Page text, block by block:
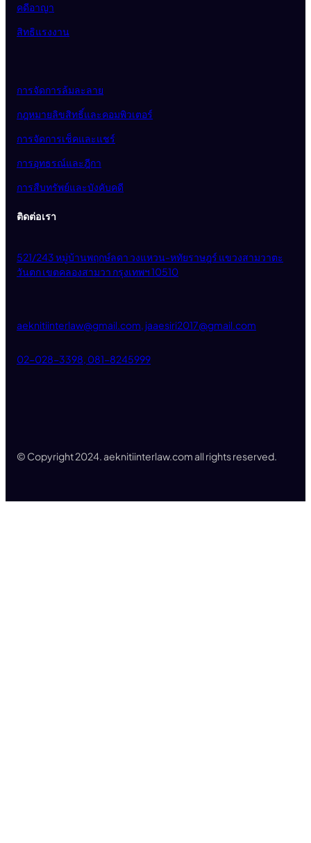
คดีอาญา
สิทธิแรงงาน
การจัดการล้มละลาย
กฎหมายลิขสิทธิ์และคอมพิวเตอร์
การจัดการเช็คและแชร์
การอุทธรณ์และฎีกา
การสืบทรัพย์และบังคับคดี
ติดต่อเรา
521/243 หมู่บ้านพฤกษ์ลดา วงแหวน-หทัยราษฎร์ แขวงสามวาตะ
วันตก เขตคลองสามวา กรุงเทพฯ 10510
aeknitiinterlaw@gmail.com, jaaesiri2017@gmail.com
02-028-3398, 081-8245999
© Copyright 2024. aeknitiinterlaw.com all rights reserved.